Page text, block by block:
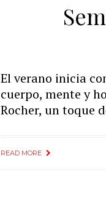
El verano inicia
cuerpo, mente y
Rocher, un toque
READ MORE